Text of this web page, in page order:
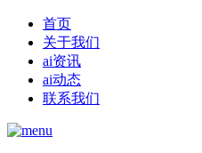
首页
关于我们
ai资讯
ai动态
联系我们